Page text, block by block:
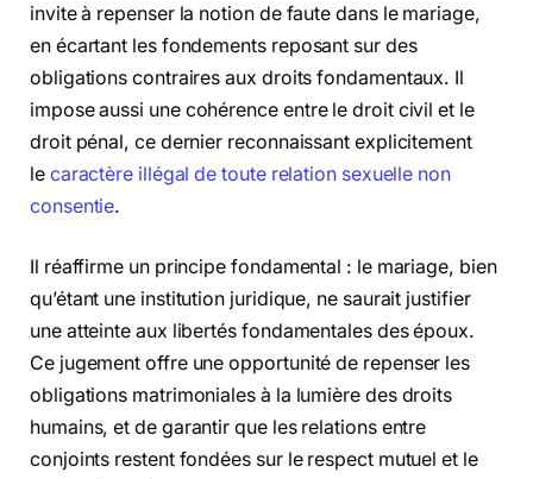
invite à repenser la notion de faute dans le mariage,
en écartant les fondements reposant sur des
obligations contraires aux droits fondamentaux. Il
impose aussi une cohérence entre le droit civil et le
droit pénal, ce dernier reconnaissant explicitement
le caractère illégal de toute relation sexuelle non
consentie.
Il réaffirme un principe fondamental : le mariage, bien
qu’étant une institution juridique, ne saurait justifier
une atteinte aux libertés fondamentales des époux.
Ce jugement offre une opportunité de repenser les
obligations matrimoniales à la lumière des droits
humains, et de garantir que les relations entre
conjoints restent fondées sur le respect mutuel et le